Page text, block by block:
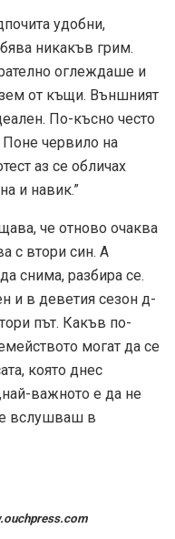
удобни,
никакъв грим.
оглеждаше и
от къщи. Външният
По-късно често
червило на
аз се обличах
и навик.”
че отново очаква
с втори син. А
снима, разбира се.
и в деветия сезон д-
път. Какъв по-
могат да се
която днес
важното е да не
вслушваш в